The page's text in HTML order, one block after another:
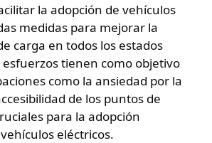
la adopción de vehículos
medidas para mejorar la
carga en todos los estados
esfuerzos tienen como objetivo
como la ansiedad por la
de los puntos de
para la adopción
eléctricos.